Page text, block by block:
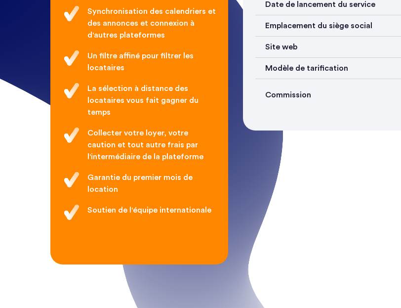
Synchronisation des calendriers et
des annonces et connexion à
d'autres plateformes
Un filtre affiné pour filtrer les
locataires
La sélection à distance des
locataires vous fait gagner du
temps
Collecter votre loyer, votre
caution et tout autre frais par
l'intermédiaire de la plateforme
Garantie du premier mois de
location
Soutien de l'équipe internationale
Date de lancement du service
Emplacement du siège social
Site web
Modèle de tarification
Commission